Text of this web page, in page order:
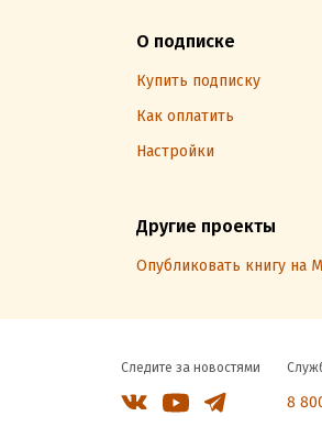
О подписке
Купить подписку
Как оплатить
Настройки
Другие проекты
Опубликовать книгу на
Следите за новостями
8